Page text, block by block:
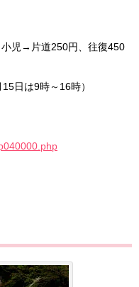
児→片道250円、往復450
日は9時～16時）